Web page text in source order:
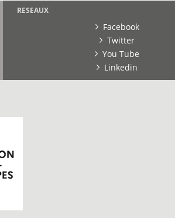
RESEAUX
Facebook
Twitter
You Tube
Linkedin